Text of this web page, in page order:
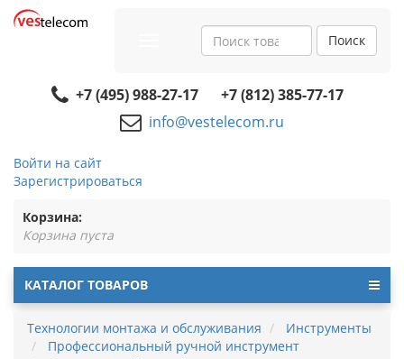
navigation
Поиск
+7 (495) 988-27-17
+7 (812) 385-77-17
info@vestelecom.ru
Войти на сайт
Зарегистрироваться
Корзина:
Корзина пуста
КАТАЛОГ ТОВАРОВ
Технологии монтажа и обслуживания
Инструменты
Профессиональный ручной инструмент